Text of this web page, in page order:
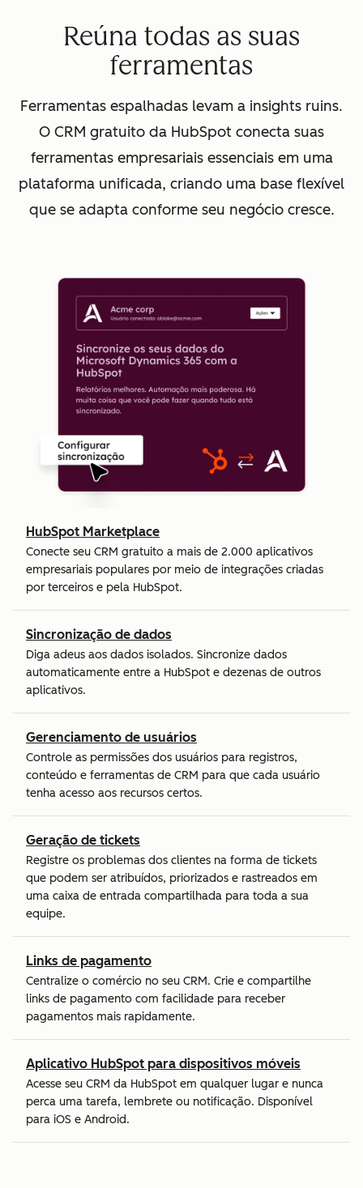
Reúna todas as suas
ferramentas
Ferramentas espalhadas levam a insights ruins.
O CRM gratuito da HubSpot conecta suas
ferramentas empresariais essenciais em uma
plataforma unificada, criando uma base flexível
que se adapta conforme seu negócio cresce.
HubSpot Marketplace
Conecte seu CRM gratuito a mais de 2.000 aplicativos
empresariais populares por meio de integrações criadas
por terceiros e pela HubSpot.
Sincronização de dados
Diga adeus aos dados isolados. Sincronize dados
automaticamente entre a HubSpot e dezenas de outros
aplicativos.
Gerenciamento de usuários
Controle as permissões dos usuários para registros,
conteúdo e ferramentas de CRM para que cada usuário
tenha acesso aos recursos certos.
Geração de tickets
Registre os problemas dos clientes na forma de tickets
que podem ser atribuídos, priorizados e rastreados em
uma caixa de entrada compartilhada para toda a sua
equipe.
Links de pagamento
Centralize o comércio no seu CRM. Crie e compartilhe
links de pagamento com facilidade para receber
pagamentos mais rapidamente.
Aplicativo HubSpot para dispositivos móveis
Acesse seu CRM da HubSpot em qualquer lugar e nunca
perca uma tarefa, lembrete ou notificação. Disponível
para iOS e Android.